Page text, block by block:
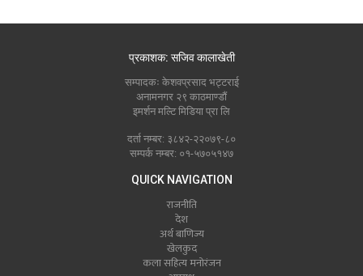
प्रकाशक: सजिव कालाखेती
सम्पादकः केशवप्रसाद भट्टराई
अनामनगर २९ काठमाण्डौं
इमर्शन मल्टि मिडिया प्रा लि
दर्ता नम्बर: ३८४२-२२०७९-८०
सम्पर्क नम्बर: ०१-५७०५१४७
QUICK NAVIGATION
राजनीति
देश
अर्थ बाणिज्य
खेलकुद
कला सहित्य मनोरंजन